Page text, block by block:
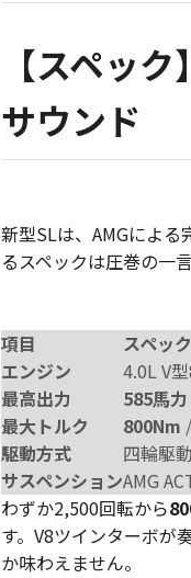
【スペッ
サウンド
新型SLは、AMGによ
るスペックは圧巻の一言
項目
スペック
エンジン
4.0L V
最高出力
585馬力
最大トルク
800Nm
駆動方式
四輪駆
サスペンションAMG
わずか2,500回転から
す。V8ツインターボが
か味わえません。